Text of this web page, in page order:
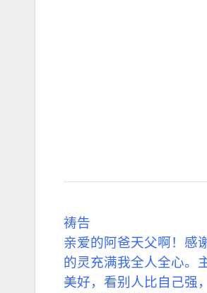
祷告
亲爱的阿爸天父啊！感
的灵充满我全人全心。
美好，看别人比自己强